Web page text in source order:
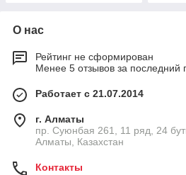
О нас
Рейтинг не сформирован
Менее 5 отзывов за последний
Работает с 21.07.2014
г. Алматы
пр. Суюнбая 261, 11 ряд, 24
Алматы, Казахстан
Контакты